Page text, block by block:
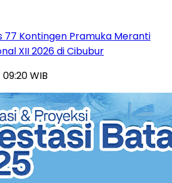
77 Kontingen Pramuka Meranti
XII 2026 di Cibubur
WIB